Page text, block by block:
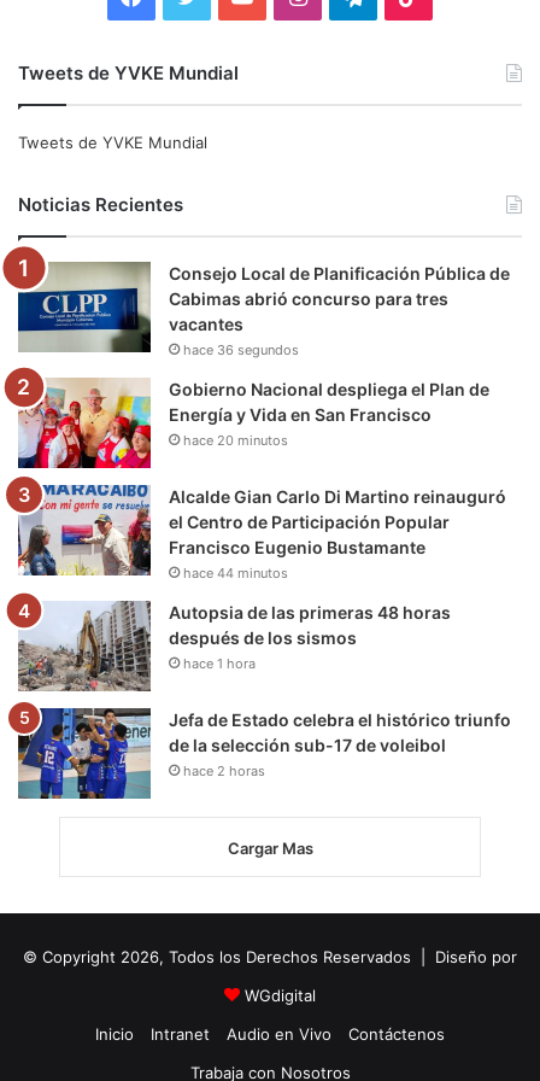
e
o
o
k
t
e
r
b
e
g
r
m
r
a
k
Tweets de YVKE Mundial
Tweets de YVKE Mundial
Noticias Recientes
Consejo Local de Planificación Pública de
Cabimas abrió concurso para tres
vacantes
hace 36 segundos
Gobierno Nacional despliega el Plan de
Energía y Vida en San Francisco
hace 20 minutos
Alcalde Gian Carlo Di Martino reinauguró
el Centro de Participación Popular
Francisco Eugenio Bustamante
hace 44 minutos
Autopsia de las primeras 48 horas
después de los sismos
hace 1 hora
Jefa de Estado celebra el histórico triunfo
de la selección sub-17 de voleibol
hace 2 horas
Cargar Mas
© Copyright 2026, Todos los Derechos Reservados | Diseño por
WGdigital
Inicio
Intranet Audio en Vivo
Contáctenos
Trabaja con Nosotros